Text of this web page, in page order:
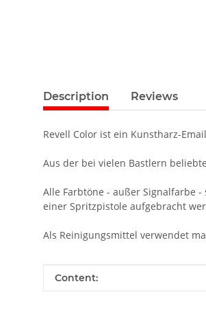
Description Reviews
Revell Color ist ein Kunstharz-
Aus der bei vielen Bastlern
Alle Farbtöne - außer Signalfarbe
einer Spritzpistole aufgebracht
Als Reinigungsmittel verwendet
Item information
Value
Content: